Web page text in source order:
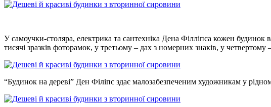
У самоучки-столяра, електрика та сантехніка Дена Філліпса кожен
тисячі зразків фоторамок, у третьому – дах з номерних знаків, у четвертому
“Будинок на дереві” Ден Філіпс здає малозабезпеченим художникам у